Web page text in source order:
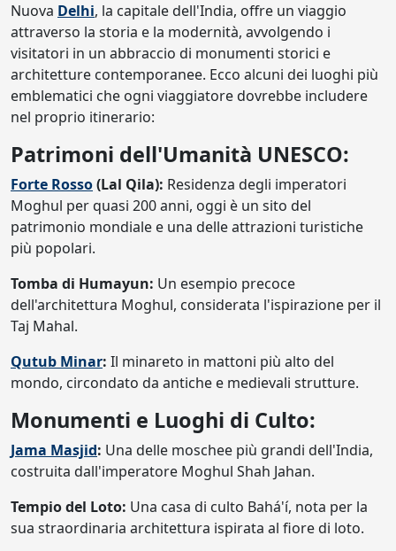
Nuova Delhi, la capitale dell'India, offre un viaggio
attraverso la storia e la modernità, avvolgendo i
visitatori in un abbraccio di monumenti storici e
architetture contemporanee. Ecco alcuni dei luoghi più
emblematici che ogni viaggiatore dovrebbe includere
nel proprio itinerario:
Patrimoni dell'Umanità UNESCO:
Forte Rosso(Lal Qila): Residenza degli imperatori
Moghul per quasi 200 anni, oggi è un sito del
patrimonio mondiale e una delle attrazioni turistiche
più popolari.
Tomba di Humayun: Un esempio precoce
dell'architettura Moghul, considerata l'ispirazione per il
Taj Mahal.
Qutub Minar: Il minareto in mattoni più alto del
mondo, circondato da antiche e medievali strutture.
Monumenti e Luoghi di Culto:
Jama Masjid: Una delle moschee più grandi dell'India,
costruita dall'imperatore Moghul Shah Jahan.
Tempio del Loto: Una casa di culto Bahá'í, nota per la
sua straordinaria architettura ispirata al fiore di loto.